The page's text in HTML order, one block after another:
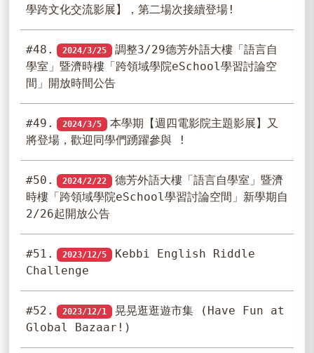
學跨文化交流影展】，第二場次接續登場!
#48. 2024/3/25
調整3/29德芳外語大樓「語言自
學室」暨濟時樓「跨領域學院eSchool學習討論空
間」開放時間公告
#49. 2024/3/5
本學期【週四電影院主題影展】又
將登場，歡迎同學們踴躍參與 !
#50. 2024/2/22
德芳外語大樓「語言自學室」暨濟
時樓「跨領域學院eSchool學習討論空間」新學期自
2/26起開放公告
#51. 2023/12/5
Kebbi English Riddle
Challenge
#52. 2023/12/1
晃晃逛逛遊市集 (Have Fun at
Global Bazaar!)